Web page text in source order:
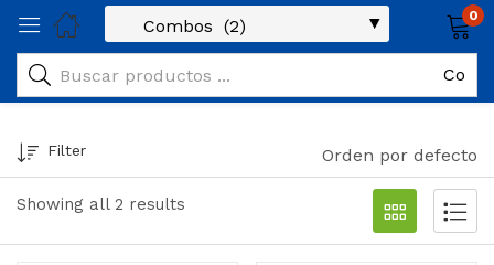
0
Showing all 2 results
Filter Orden por defecto